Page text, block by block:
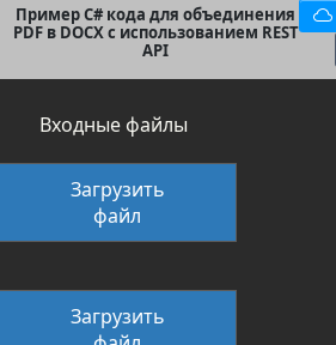
Пример C# кода для объединения
PDF в DOCX с использованием REST
API
Входные файлы
Загрузить
файл
Загрузить